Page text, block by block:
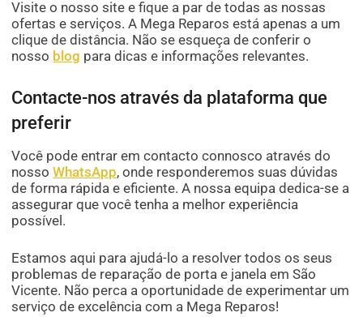
Visite o nosso site e fique a par de todas as nossas
ofertas e serviços. A Mega Reparos está apenas a um
clique de distância. Não se esqueça de conferir o
nosso blog para dicas e informações relevantes.
Contacte-nos através da plataforma que
preferir
Você pode entrar em contacto connosco através do
nossoWhatsApp, onde responderemos suas dúvidas
de forma rápida e eficiente. A nossa equipa dedica-se a
assegurar que você tenha a melhor experiência
possível.
Estamos aqui para ajudá-lo a resolver todos os seus
problemas de reparação de porta e janela em São
Vicente. Não perca a oportunidade de experimentar um
serviço de excelência com a Mega Reparos!